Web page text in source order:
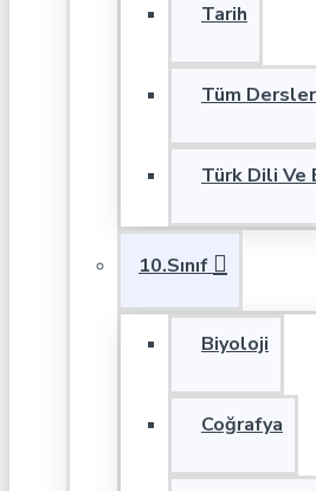
Tarih
Tüm Dersler
Türk Dili Ve
10.Sınıf
Biyoloji
Coğrafya